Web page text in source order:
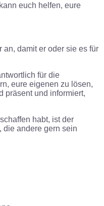
euch helfen, eure
damit er oder sie es für
für die
eure eigenen zu lösen,
präsent und informiert,
habt, ist der
die andere gern sein